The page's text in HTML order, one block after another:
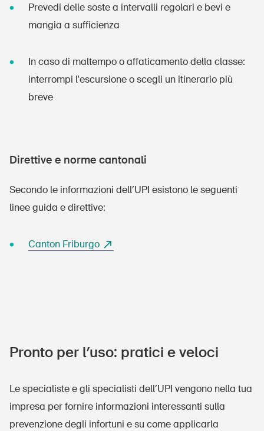
Prevedi delle soste a intervalli regolari e bevi e
mangia a sufficienza
In caso di maltempo o affaticamento della classe:
interrompi l'escursione o scegli un itinerario più
breve
Direttive e norme cantonali
Secondo le informazioni dell’UPI esistono le seguenti
linee guida e direttive:
Canton Friburgo
Pronto per l’uso: pratici e veloci
Le specialiste e gli specialisti dell’UPI vengono nella tua
impresa per fornire informazioni interessanti sulla
prevenzione degli infortuni e su come applicarla